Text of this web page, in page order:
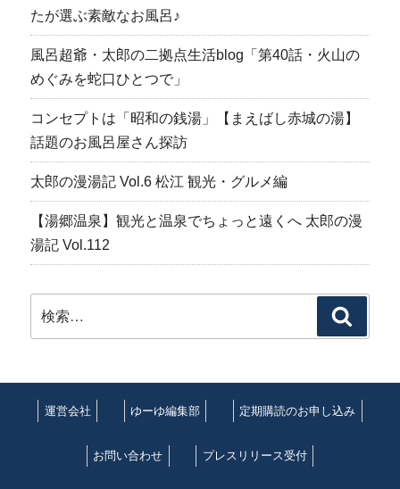
たが選ぶ素敵なお風呂♪
風呂超爺・太郎の二拠点生活blog「第40話・火山の
めぐみを蛇口ひとつで」
コンセプトは「昭和の銭湯」【まえばし赤城の湯】
話題のお風呂屋さん探訪
太郎の漫湯記 Vol.6 松江 観光・グルメ編
【湯郷温泉】観光と温泉でちょっと遠くへ 太郎の漫
湯記 Vol.112
索
運営会社 ゆーゆ編集部 定期購読のお申し込み
お問い合わせ プレスリリース受付